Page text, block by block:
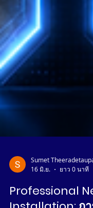
Sumet
16 มิ.ย.
ยาว 0 นาที